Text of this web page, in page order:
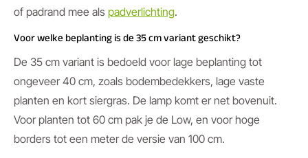
of padrand mee als padverlichting.
Voor welke beplanting is de 35 cm variant geschikt?
De 35 cm variant is bedoeld voor lage beplanting tot
ongeveer 40 cm, zoals bodembedekkers, lage vaste
planten en kort siergras. De lamp komt er net bovenuit.
Voor planten tot 60 cm pak je de Low, en voor hoge
borders tot een meter de versie van 100 cm.